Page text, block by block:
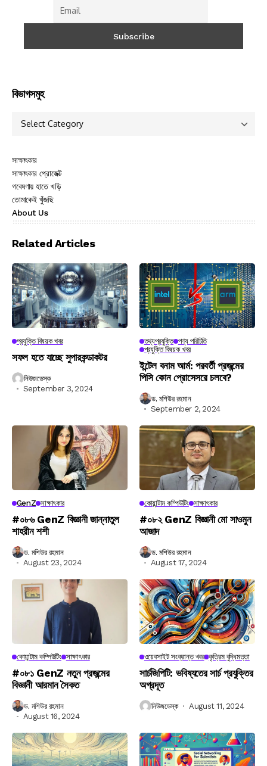
বিভাগসমুহ
সাক্ষাৎকার
সাক্ষাৎকার প্রোজেক্ট
গবেষণায় হাতে খড়ি
তোমাকেই খুঁজছি
About Us
Related Articles
প্রযুক্তি বিষয়ক খবর
সফল হতে যাচ্ছে সুপারকন্ডাকটর
নিউজডেস্ক
September 3, 2024
তথ্যপ্রযুক্তি পণ্য পরিচিতি
প্রযুক্তি বিষয়ক খবর
ইন্টেল বনাম আর্ম: পরবর্তী প্রজন্মের
পিসি কোন প্রোসেসরে চলবে?
ড. মশিউর রহমান
September 2, 2024
GenZ সাক্ষাৎকার
#০৮৬ GenZ বিজ্ঞানী জান্নাতুল
শাহরীন শশী
ড. মশিউর রহমান
August 23, 2024
কোয়ান্টাম কম্পিউটিং সাক্ষাৎকার
#০৮২ GenZ বিজ্ঞানী মো সাওমুন
আজাদ
ড. মশিউর রহমান
August 17, 2024
কোয়ান্টাম কম্পিউটিং সাক্ষাৎকার
#০৮১ GenZ নতুন প্রজন্মের
বিজ্ঞানী আরমান সৈকত
ড. মশিউর রহমান
August 16, 2024
ওয়েবসাইট সংক্রান্ত খবর কৃত্রিম বুদ্ধিমত্তা
সার্চজিপিটি: ভবিষ্যতের সার্চ প্রযুক্তির
অগ্রদূত
নিউজডেস্ক August 11, 2024